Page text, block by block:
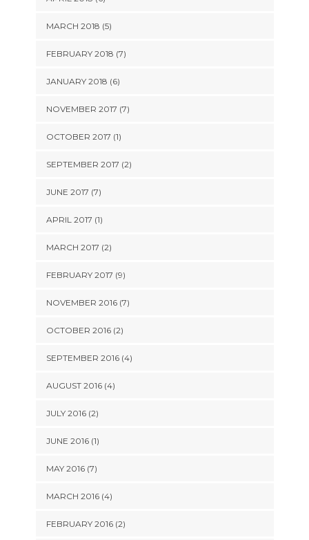
MARCH 2018 (5)
FEBRUARY 2018 (7)
JANUARY 2018 (6)
NOVEMBER 2017 (7)
OCTOBER 2017 (1)
SEPTEMBER 2017 (2)
JUNE 2017 (7)
APRIL 2017 (1)
MARCH 2017 (2)
FEBRUARY 2017 (9)
NOVEMBER 2016 (7)
OCTOBER 2016 (2)
SEPTEMBER 2016 (4)
AUGUST 2016 (4)
JULY 2016 (2)
JUNE 2016 (1)
MAY 2016 (7)
MARCH 2016 (4)
FEBRUARY 2016 (2)